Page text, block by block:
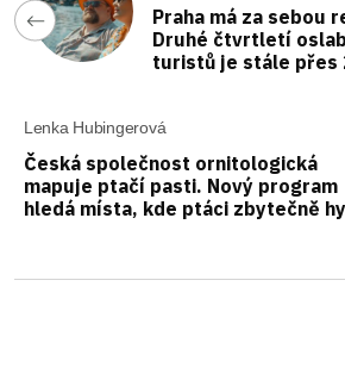
Praha má za sebou
Druhé čtvrtletí
turistů je stále přes
Lenka Hubingerová
Česká společnost ornitologická
mapuje ptačí pasti. Nový program
hledá místa, kde ptáci zbytečně